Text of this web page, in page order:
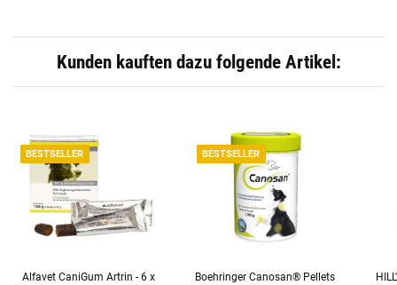
Kunden kauften dazu folgende Artikel:
BESTSELLER
Alfavet CaniGum Artrin - 6 x
BESTSELLER
Boehringer Canosan® Pellets